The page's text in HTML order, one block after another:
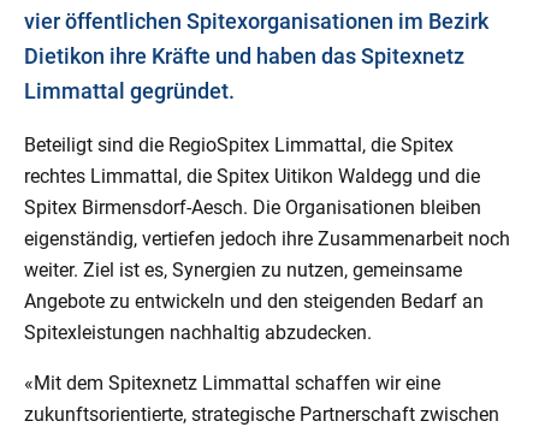
vier öffentlichen Spitexorganisationen im Bezirk
Dietikon ihre Kräfte und haben das Spitexnetz
Limmattal gegründet.
Beteiligt sind die RegioSpitex Limmattal, die Spitex
rechtes Limmattal, die Spitex Uitikon Waldegg und die
Spitex Birmensdorf-Aesch. Die Organisationen bleiben
eigenständig, vertiefen jedoch ihre Zusammenarbeit noch
weiter. Ziel ist es, Synergien zu nutzen, gemeinsame
Angebote zu entwickeln und den steigenden Bedarf an
Spitexleistungen nachhaltig abzudecken.
«Mit dem Spitexnetz Limmattal schaffen wir eine
zukunftsorientierte, strategische Partnerschaft zwischen